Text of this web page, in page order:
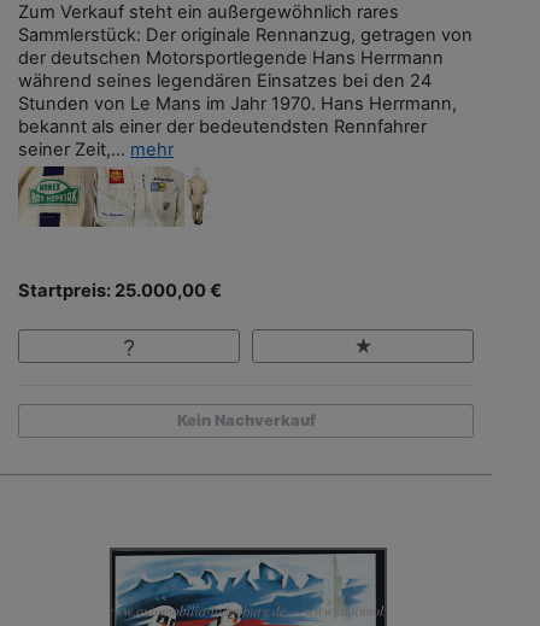
Zum Verkauf steht ein außergewöhnlich rares
Sammlerstück: Der originale Rennanzug, getragen von
der deutschen Motorsportlegende Hans Herrmann
während seines legendären Einsatzes bei den 24
Stunden von Le Mans im Jahr 1970. Hans Herrmann,
bekannt als einer der bedeutendsten Rennfahrer
seiner Zeit,... mehr
Startpreis: 25.000,00 €
Kein Nachverkauf